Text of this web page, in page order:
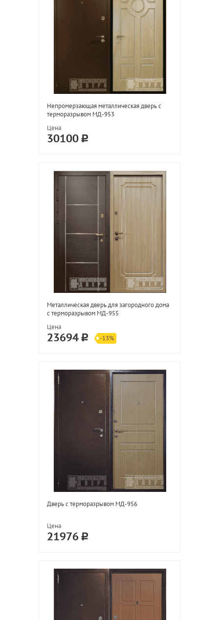
Непромерзающая металлическая дверь с
терморазрывом МД-953
Цена
30100
Металлическая дверь для загородного дома
с терморазрывом МД-955
Цена
23694 -13%
Дверь с терморазрывом МД-956
Цена
21976